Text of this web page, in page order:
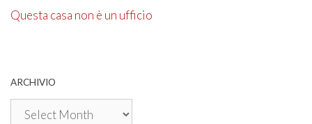
Questa casa non è un ufficio
ARCHIVIO
Archivio